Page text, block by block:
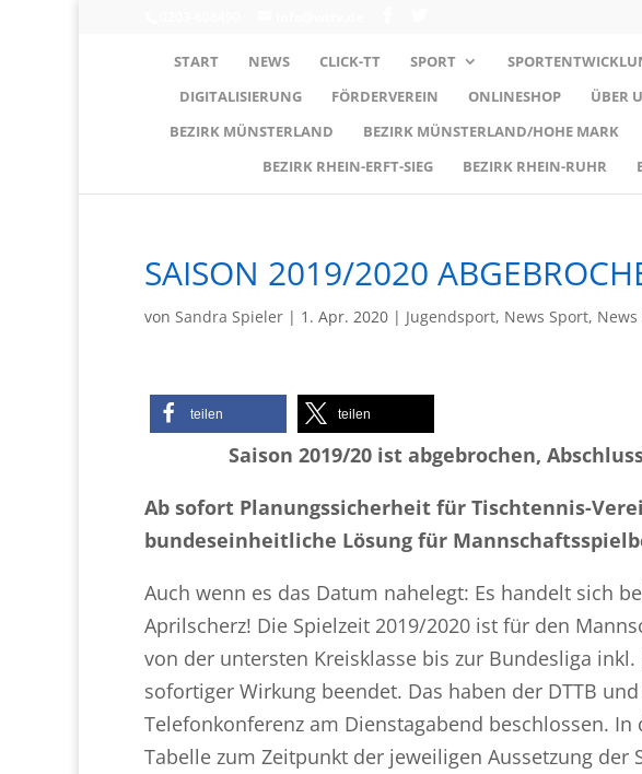
START NEWS CLICK-TT SPORT
DIGITALISIERUNG
FÖRDERVEREIN ONLINESHOP ÜBER
BEZIRK MÜNSTERLAND
BEZIRK MÜNSTERLAND/HOHE MARK
BEZIRK RHEIN-ERFT-SIEG
BEZIRK RHEIN-RUHR
SAISON 2019/2020
von Sandra Spieler | 1. Apr. 2020 | Jugendsport, News Sport, News
teilen teilen
Saison 2019/20 ist abgebrochen,
Ab sofort Planungssicherheit für Tischtennis-
bundeseinheitliche Lösung für
Auch wenn es das Datum nahelegt: Es handelt sich
Aprilscherz! Die Spielzeit 2019/2020 ist für den
von der untersten Kreisklasse bis zur Bundesliga
sofortiger Wirkung beendet. Das haben der DTTB
Telefonkonferenz am Dienstagabend beschlossen.
Tabelle zum Zeitpunkt der jeweiligen Aussetzung der